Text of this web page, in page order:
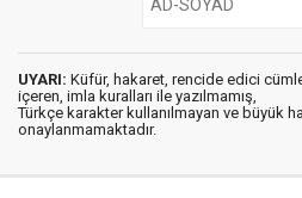
UYARI: Küfür, hakaret, rencide edici
içeren, imla kuralları ile yazılmamış,
Türkçe karakter kullanılmayan ve büyük
onaylanmamaktadır.